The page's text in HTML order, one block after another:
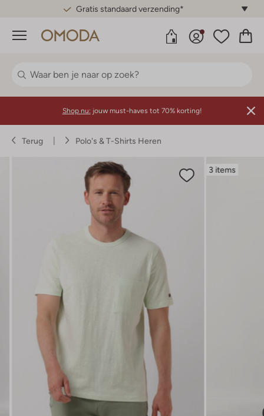
Gratis standaard verzending*
Menu
Shop nu: jouw must-haves tot 70% korting!
Terug Polo's & T-Shirts Heren
3 items